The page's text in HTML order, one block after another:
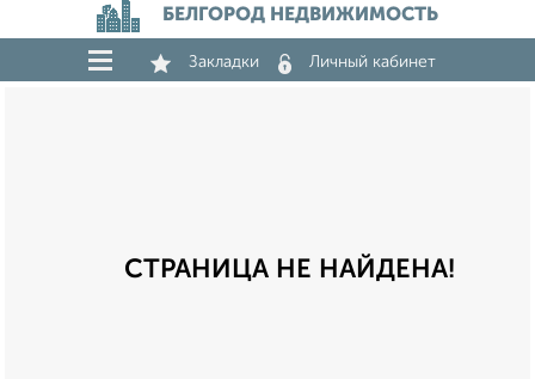
БЕЛГОРОД НЕДВИЖИМОСТЬ
Закладки Личный кабинет
СТРАНИЦА НЕ НАЙДЕНА!